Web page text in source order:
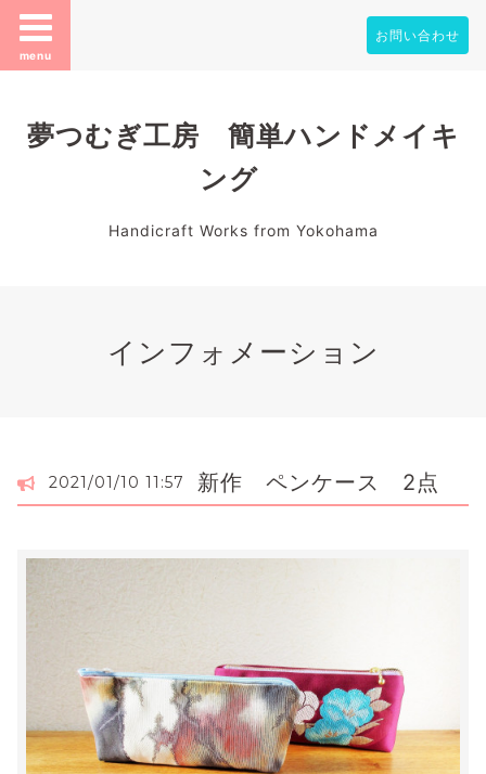
menu
お問い合わせ
夢つむぎ工房 簡単ハンドメイキ
ング
Handicraft Works from Yokohama
インフォメーション
2021/01/10 11:57 新作 ペンケース 2点